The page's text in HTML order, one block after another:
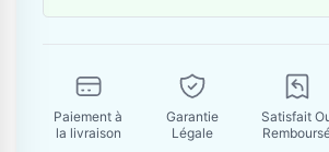
Paiement à
la livraison
Garantie
Légale
Satisfait